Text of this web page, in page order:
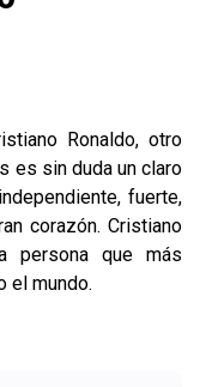
Ronaldo, otro
es sin duda un claro
fuerte,
corazón. Cristiano
que más
el mundo.